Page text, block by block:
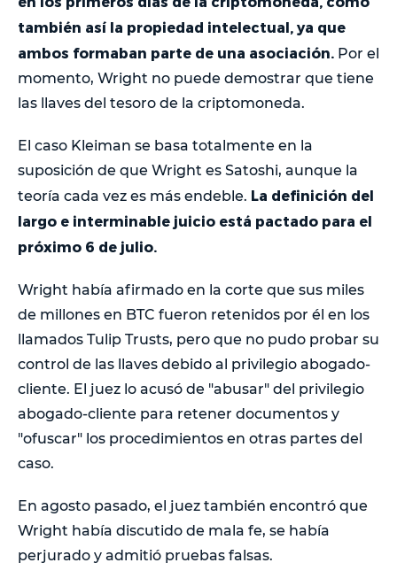
también así la propiedad intelectual, ya que
ambos formaban parte de una asociación. Por el
momento, Wright no puede demostrar que tiene
las llaves del tesoro de la criptomoneda.
El caso Kleiman se basa totalmente en la
suposición de que Wright es Satoshi, aunque la
teoría cada vez es más endeble. La definición del
largo e interminable juicio está pactado para el
próximo 6 de julio.
Wright había afirmado en la corte que sus miles
de millones en BTC fueron retenidos por él en los
llamados Tulip Trusts, pero que no pudo probar su
control de las llaves debido al privilegio abogado-
cliente. El juez lo acusó de "abusar" del privilegio
abogado-cliente para retener documentos y
"ofuscar" los procedimientos en otras partes del
caso.
En agosto pasado, el juez también encontró que
Wright había discutido de mala fe, se había
perjurado y admitió pruebas falsas.